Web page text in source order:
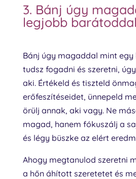
3. Bánj úgy
legjobb
Bánj úgy magaddal mint
tudsz fogadni és szeretni,
aki. Értékeld és tiszteld
erőfeszítéseidet, ünnepeld
örülj annak, aki vagy. Ne
magad, hanem fókuszálj a
és légy büszke az elért
Ahogy megtanulod szeretni
a hőn áhított szeretetet és